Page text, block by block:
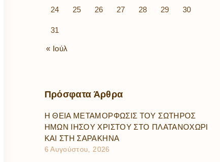
24 25 26 27 28 29 30
31
« Ιούλ
Πρόσφατα Άρθρα
Η ΘΕΙΑ ΜΕΤΑΜΟΡΦΩΣΙΣ ΤΟΥ ΣΩΤΗΡΟΣ
ΗΜΩΝ ΙΗΣΟΥ ΧΡΙΣΤΟΥ ΣΤΟ ΠΛΑΤΑΝΟΧΩΡΙ
ΚΑΙ ΣΤΗ ΣΑΡΑΚΗΝΑ
6 Αυγούστου, 2026